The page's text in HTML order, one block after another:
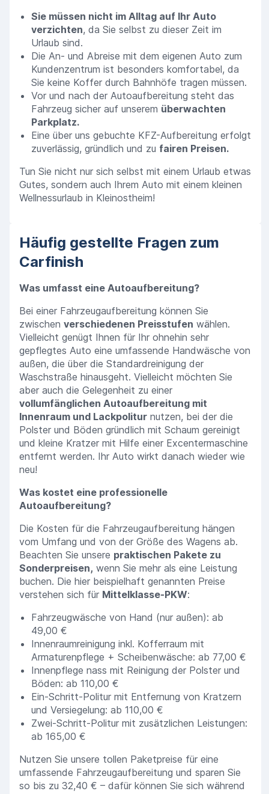
Sie müssen nicht im Alltag auf Ihr Auto
verzichten, da Sie selbst zu dieser Zeit im
Urlaub sind.
Die An- und Abreise mit dem eigenen Auto zum
Kundenzentrum ist besonders komfortabel, da
Sie keine Koffer durch Bahnhöfe tragen müssen.
Vor und nach der Autoaufbereitung steht das
Fahrzeug sicher auf unserem überwachten
Parkplatz.
Eine über uns gebuchte KFZ-Aufbereitung erfolgt
zuverlässig, gründlich und zu fairen Preisen.
Tun Sie nicht nur sich selbst mit einem Urlaub etwas
Gutes, sondern auch Ihrem Auto mit einem kleinen
Wellnessurlaub in Kleinostheim!
Häufig gestellte Fragen zum
Carfinish
Was umfasst eine Autoaufbereitung?
Bei einer Fahrzeugaufbereitung können Sie
zwischen verschiedenen Preisstufen wählen.
Vielleicht genügt Ihnen für Ihr ohnehin sehr
gepflegtes Auto eine umfassende Handwäsche von
außen, die über die Standardreinigung der
Waschstraße hinausgeht. Vielleicht möchten Sie
aber auch die Gelegenheit zu einer
vollumfänglichen Autoaufbereitung mit
Innenraum und Lackpolitur nutzen, bei der die
Polster und Böden gründlich mit Schaum gereinigt
und kleine Kratzer mit Hilfe einer Excentermaschine
entfernt werden. Ihr Auto wirkt danach wieder wie
neu!
Was kostet eine professionelle
Autoaufbereitung?
Die Kosten für die Fahrzeugaufbereitung hängen
vom Umfang und von der Größe des Wagens ab.
Beachten Sie unsere praktischen Pakete zu
Sonderpreisen, wenn Sie mehr als eine Leistung
buchen. Die hier beispielhaft genannten Preise
verstehen sich für Mittelklasse-PKW:
Fahrzeugwäsche von Hand (nur außen): ab
49,00 €
Innenraumreinigung inkl. Kofferraum mit
Armaturenpflege + Scheibenwäsche: ab 77,00 €
Innenpflege nass mit Reinigung der Polster und
Böden: ab 110,00 €
Ein-Schritt-Politur mit Entfernung von Kratzern
und Versiegelung: ab 110,00 €
Zwei-Schritt-Politur mit zusätzlichen Leistungen:
ab 165,00 €
Nutzen Sie unsere tollen Paketpreise für eine
umfassende Fahrzeugaufbereitung und sparen Sie
so bis zu 32,40 € – dafür können Sie sich während